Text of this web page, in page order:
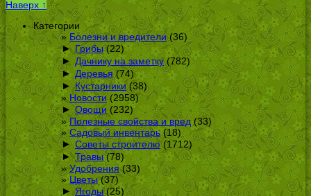
Наверх ↑
Категории
Болезни и вредители(36)
► Грибы(22)
► Дачнику на заметку(782)
► Деревья (74)
► Кустарники(38)
Новости(2958)
► Овощи (232)
Полезные свойства и вред(33)
Садовый инвентарь(18)
► Советы строителю(1712)
► Травы(78)
Удобрения(33)
Цветы(37)
► Ягоды(25)